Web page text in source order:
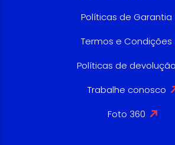
Políticas de Garantia
Termos e Condições
Políticas de devolução
Trabalhe conosco
Foto 360